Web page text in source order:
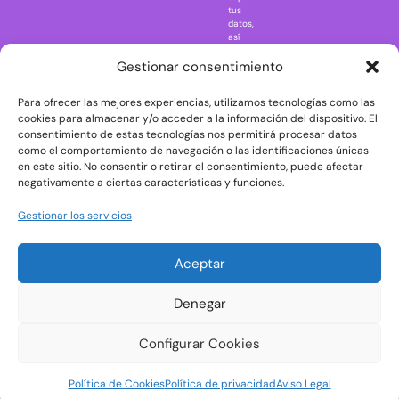
Gestionar consentimiento
Para ofrecer las mejores experiencias, utilizamos tecnologías como las
cookies para almacenar y/o acceder a la información del dispositivo. El
consentimiento de estas tecnologías nos permitirá procesar datos
como el comportamiento de navegación o las identificaciones únicas
en este sitio. No consentir o retirar el consentimiento, puede afectar
negativamente a ciertas características y funciones.
Gestionar los servicios
Aceptar
Denegar
Configurar Cookies
Política de CookiesPolítica de privacidadAviso Legal
Rick and
The Big Bang
Theory
The Blues
Brothers
The
The Shining
Derry
tus
datos,
así
ejercer
consultando
la
información
adicional
y
detallada
sobre